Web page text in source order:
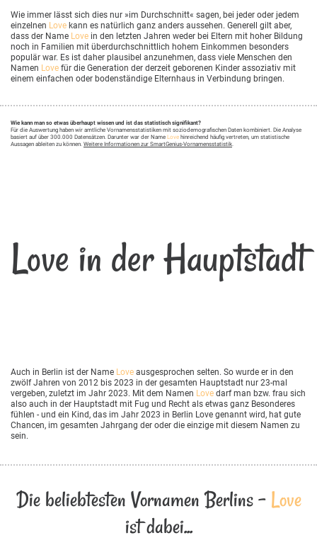
Wie immer lässt sich dies nur »im Durchschnitt« sagen, bei jeder oder jedem
einzelnen Love kann es natürlich ganz anders aussehen. Generell gilt aber,
dass der Name Love in den letzten Jahren weder bei Eltern mit hoher Bildung
noch in Familien mit überdurchschnittlich hohem Einkommen besonders
populär war. Es ist daher plausibel anzunehmen, dass viele Menschen den
Namen Love für die Generation der derzeit geborenen Kinder assoziativ mit
einem einfachen oder bodenständige Elternhaus in Verbindung bringen.
Wie kann man so etwas überhaupt wissen und ist das statistisch signifikant?
Für die Auswertung haben wir amtliche Vornamensstatistiken mit soziodemografischen Daten kombiniert. Die Analyse
basiert auf über 300.000 Datensätzen. Darunter war der Name Love hinreichend häufig vertreten, um statistische
Aussagen ableiten zu können. Weitere Informationen zur SmartGenius-Vornamensstatistik.
Love in der Hauptstadt
Auch in Berlin ist der Name Love ausgesprochen selten. So wurde er in den
zwölf Jahren von 2012 bis 2023 in der gesamten Hauptstadt nur 23-mal
vergeben, zuletzt im Jahr 2023. Mit dem Namen Love darf man bzw. frau sich
also auch in der Hauptstadt mit Fug und Recht als etwas ganz Besonderes
fühlen - und ein Kind, das im Jahr 2023 in Berlin Love genannt wird, hat gute
Chancen, im gesamten Jahrgang der oder die einzige mit diesem Namen zu
sein.
Die beliebtesten Vornamen Berlins - Love
ist dabei...